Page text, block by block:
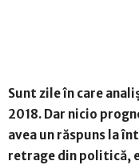
Sunt zile în care
2018. Dar nicio
avea un răspuns la
retrage din politică,